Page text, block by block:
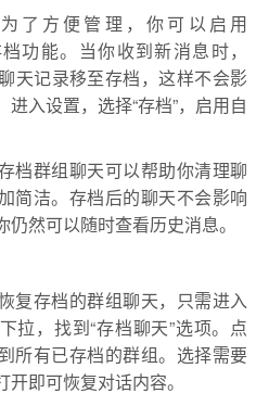
了方便管理，你可以启用
功能。当你收到新消息时，
天记录移至存档，这样不会影
入设置，选择“存档”，启用自
档群组聊天可以帮助你清理聊
简洁。存档后的聊天不会影响
然可以随时查看历史消息。
复存档的群组聊天，只需进入
拉，找到“存档聊天”选项。点
所有已存档的群组。选择需要
即可恢复对话内容。